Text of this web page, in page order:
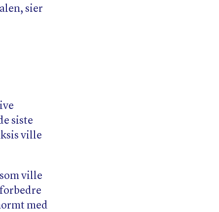
sier
siste
ville
ville
med